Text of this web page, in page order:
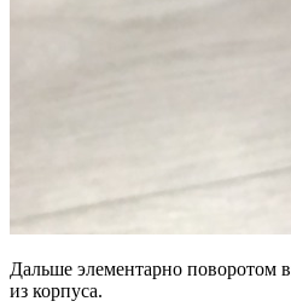
Дальше элементарно поворотом
из корпуса.